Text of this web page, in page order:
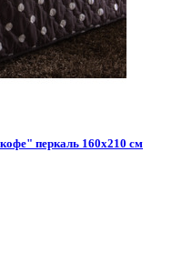
перкаль 160х210 см